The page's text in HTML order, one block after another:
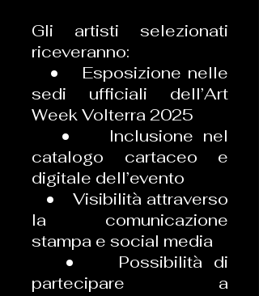
Gli artisti selezionati
riceveranno:
• Esposizione nelle
sedi ufficiali dell’Art
Week Volterra 2025
• Inclusione nel
catalogo cartaceo e
digitale dell’evento
• Visibilità attraverso
la comunicazione
stampa e social media
• Possibilità di
partecipare a